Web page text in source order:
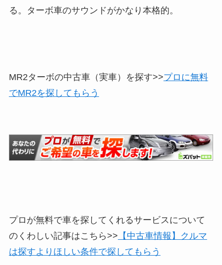
る。ターボ車のサウンドがかなり本格的。
MR2ターボの中古車（実車）を探す>>プロに無料
でMR2を探してもらう
プロが無料で車を探してくれるサービスについて
のくわしい記事はこちら>> 【中古車情報】クルマ
は探すよりほしい条件で探してもらう